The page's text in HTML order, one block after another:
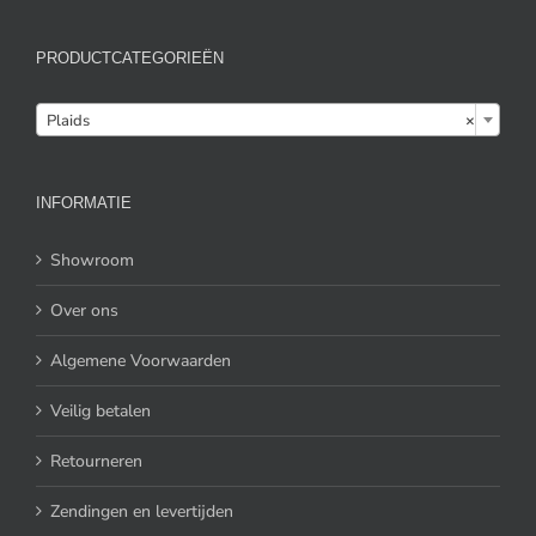
PRODUCTCATEGORIEËN
×
Plaids
INFORMATIE
Showroom
Over ons
Algemene Voorwaarden
Veilig betalen
Retourneren
Zendingen en levertijden